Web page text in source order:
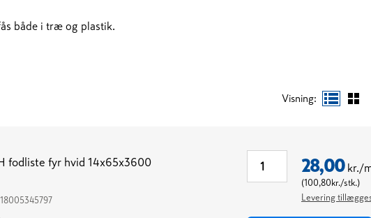
både i træ og plastik.
Visning:
fodliste fyr hvid 14x65x3600
18005345797
28,00 kr./
(100,80kr./stk.)
Levering